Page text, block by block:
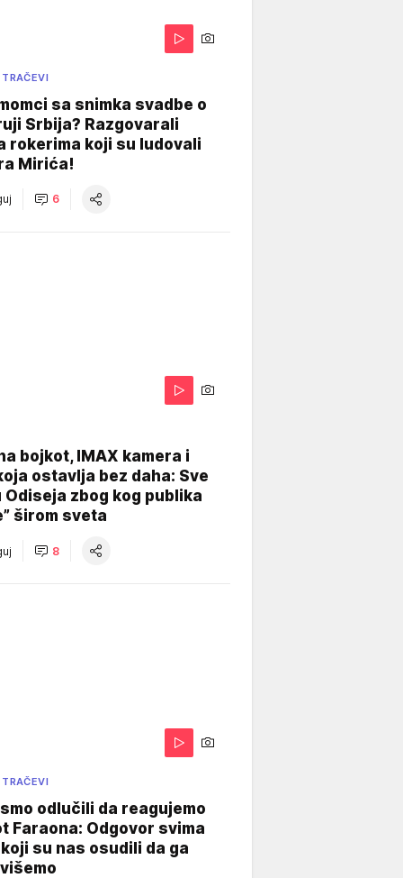
sa snimka svadbe o
Srbija? Razgovarali
rokerima koji su ludovali
Mirića!
6
bojkot, IMAX kamera i
ostavlja bez daha: Sve
Odiseja zbog kog publika
širom sveta
8
odlučili da reagujemo
Faraona: Odgovor svima
su nas osudili da ga